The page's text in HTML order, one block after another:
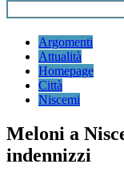
Argomenti
Attualità
Homepage
Città
Niscemi
Meloni a
indennizzi